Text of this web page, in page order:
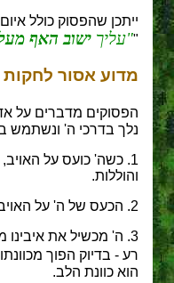
ייתכן שהפסוק כולל
" עליך ישוב האף
מדוע אסור
הפסוקים מדברים על
נלך בדרכי ה' ונשתמש
1. כשה' כועס על
והוללות.
2. הכעס של ה' על האויב הוא במעשה בלבד
3. ה' מכשיל את איבינו מתוך כוונה טובה, לייסר אותו כדי שיחזור למוטב.
רע - בדיוק הפוך
הוא כוונת הלב.